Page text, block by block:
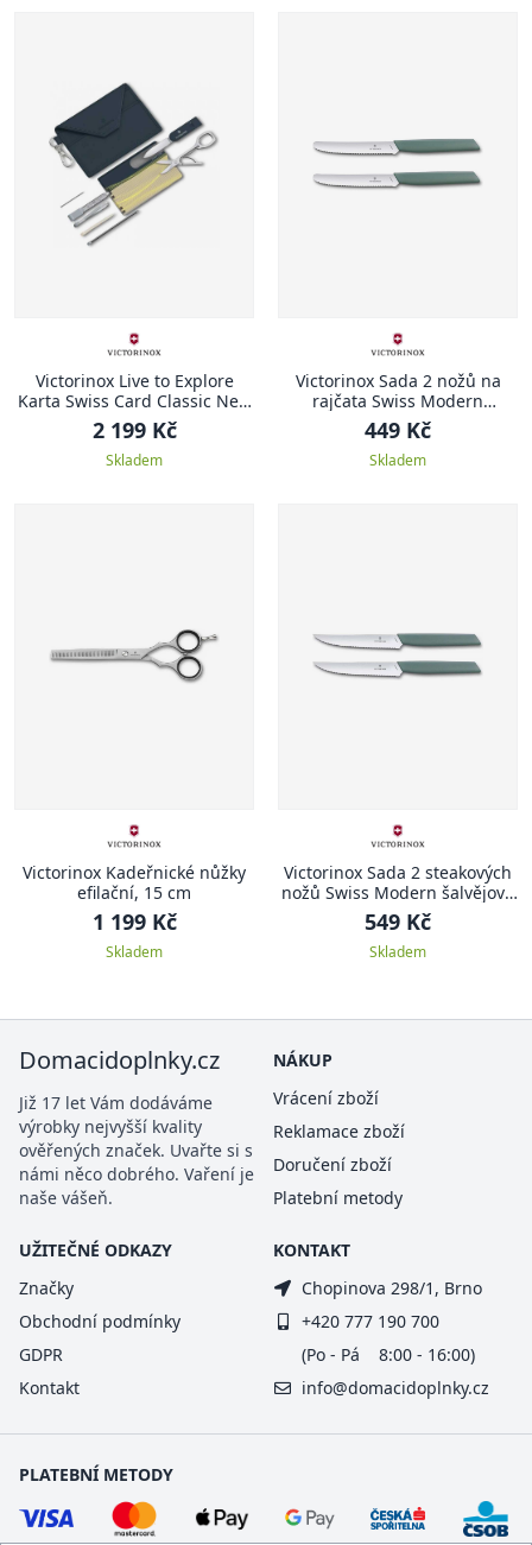
Victorinox Live to Explore
Karta Swiss Card Classic New
York Style
2 199 Kč
Skladem
Victorinox Sada 2 nožů na
rajčata Swiss Modern
šalvějově zelená
449 Kč
Skladem
Victorinox Kadeřnické nůžky
efilační, 15 cm
1 199 Kč
Skladem
Victorinox Sada 2 steakových
nožů Swiss Modern šalvějově
zelená
549 Kč
Skladem
Domacidoplnky.cz
Již 17 let Vám dodáváme
výrobky nejvyšší kvality
ověřených značek. Uvařte si s
námi něco dobrého. Vaření je
naše vášeň.
NÁKUP
Vrácení zboží
Reklamace zboží
Doručení zboží
Platební metody
UŽITEČNÉ ODKAZY
Značky
Obchodní podmínky
GDPR
Kontakt
KONTAKT
Chopinova 298/1, Brno
+420 777 190 700
(Po - Pá 8:00 - 16:00)
info@domacidoplnky.cz
PLATEBNÍ METODY